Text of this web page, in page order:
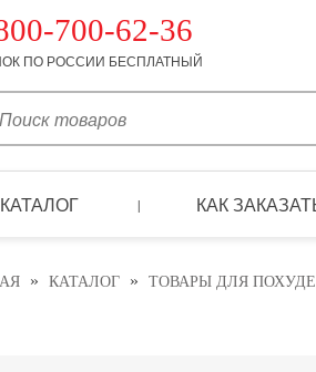
700-62-36
ПО РОССИИ БЕСПЛАТНЫЙ
КАТАЛОГ | КАК
» КАТАЛОГ » ТОВАРЫ ДЛЯ